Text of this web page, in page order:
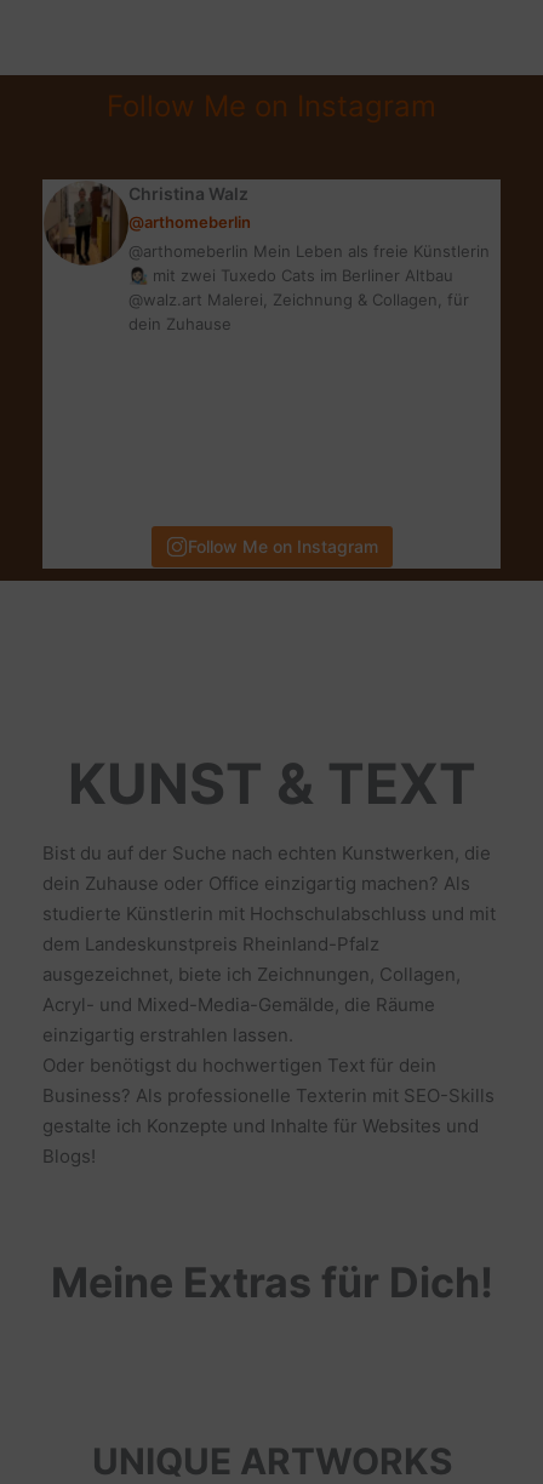
LAMINAT
IST
IDEAL?
Follow Me on Instagram
Christina Walz
@arthomeberlin
@arthomeberlin Mein Leben als freie Künstlerin
👩🏻‍🎨 mit zwei Tuxedo Cats im Berliner Altbau
@walz.art Malerei, Zeichnung & Collagen, für
dein Zuhause
Follow Me on Instagram
KUNST & TEXT
Bist du auf der Suche nach echten Kunstwerken, die
dein Zuhause oder Office einzigartig machen? Als
studierte Künstlerin mit Hochschulabschluss und mit
dem Landeskunstpreis Rheinland-Pfalz
ausgezeichnet, biete ich Zeichnungen, Collagen,
Acryl- und Mixed-Media-Gemälde, die Räume
einzigartig erstrahlen lassen.
Oder benötigst du hochwertigen Text für dein
Business? Als professionelle Texterin mit SEO-Skills
gestalte ich Konzepte und Inhalte für Websites und
Blogs!
Meine Extras für Dich!
UNIQUE ARTWORKS